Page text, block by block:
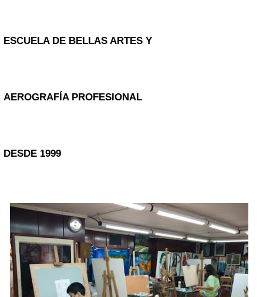
ESCUELA DE BELLAS ARTES Y
AEROGRAFÍA PROFESIONAL
DESDE 1999